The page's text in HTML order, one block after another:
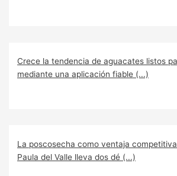
Crece la tendencia de aguacates listos
mediante una aplicación fiable (...)
La poscosecha como ventaja
Paula del Valle lleva dos dé (...)